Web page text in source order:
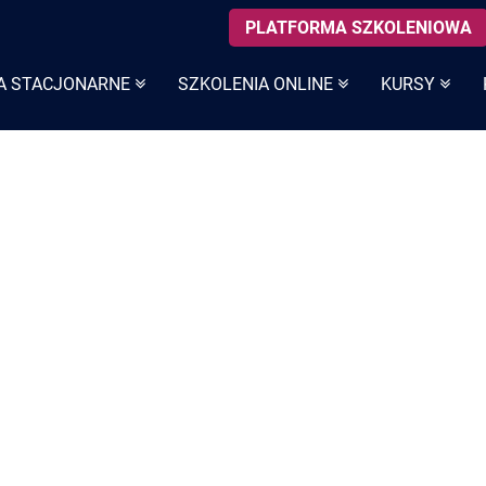
STACJONARNE SZKOLENIA ONLINE KURSY
PLATFORMA SZKOLENIOWA